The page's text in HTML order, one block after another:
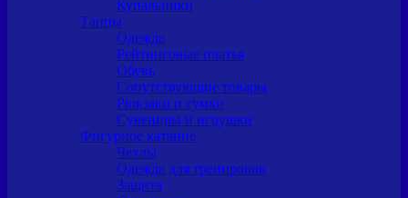
Купальники
Танцы
Одежда
Рейтинговые платья
Обувь
Сопутствующие товары
Рюкзаки и сумки
Сувениры и игрушки
Фигурное катание
Чехлы
Одежда для тренировок
Защита